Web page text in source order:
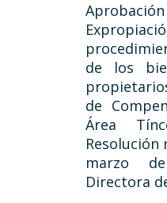
de los
de
Área
Resolución
marzo
Directora